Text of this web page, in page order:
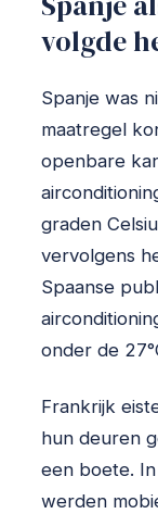
volgde
Spanje was
maatregel
openbare
graden
vervolgens
Spaanse
onder de
Frankrijk
hun deuren
een boete.
werden